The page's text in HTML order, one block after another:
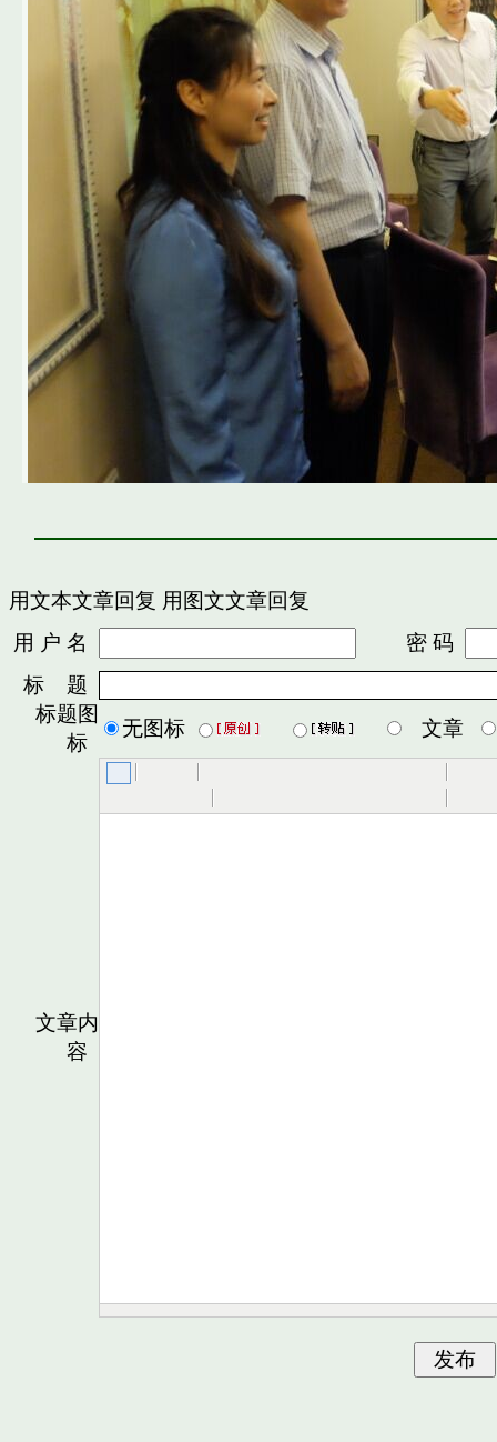
用文本文章回复 用图文文章回复
用 户 名
密 码
标 题
标题图
标
无图标 文章
文章内
容